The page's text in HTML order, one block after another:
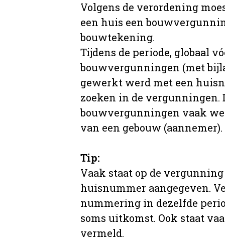
Volgens de verordening
een huis een
bouwtekening.
Tijdens de periode, globaal
bouwvergunningen (met
gewerkt werd met een
zoeken in de vergunningen.
bouwvergunningen vaak
van een gebouw (aannemer).
Tip:
Vaak staat op de
huisnummer aangegeven.
nummering in dezelfde
soms uitkomst. Ook staat
vermeld.